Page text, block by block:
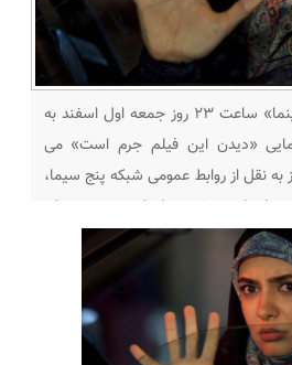
برنامه تلویزیونی «نقد سینما» ساعت ۲۳ روز جمعه اول اسفند به
«دیدن این فیلم جرم است» می
به نقل از روابط عمومی شبکه پنج سیما،
سینما» این هفته با یک پرونده و یک
مخاطبان قرار می گیرد.